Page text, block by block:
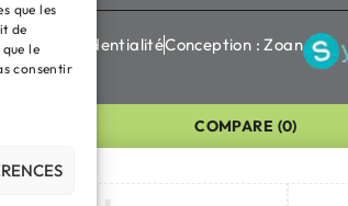
que les
de
le
consentir
de confidentialitéConception : Zoan
COMPARE (0)